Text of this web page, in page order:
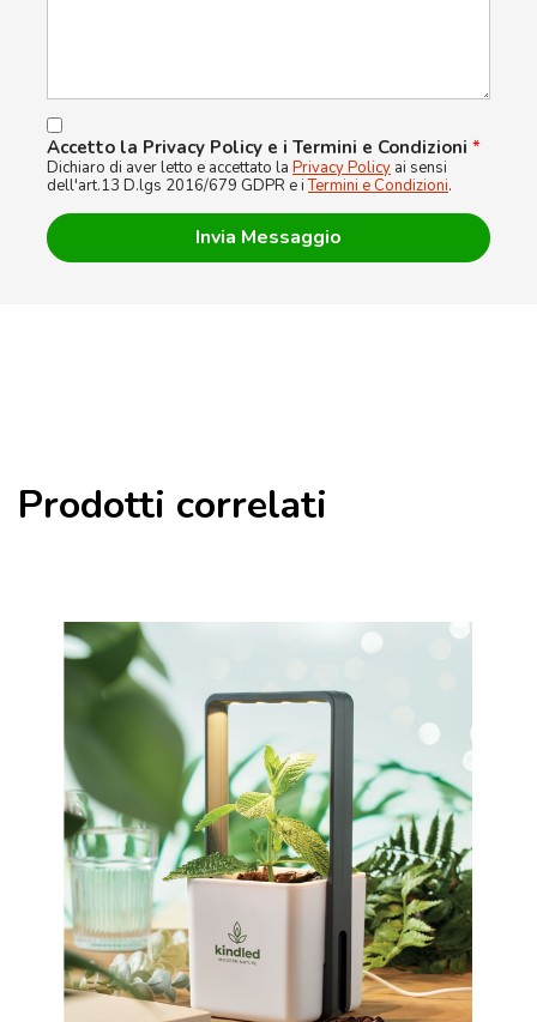
Accetto la Privacy Policy e i Termini e Condizioni *
Dichiaro di aver letto e accettato la Privacy Policy ai sensi
dell'art.13 D.lgs 2016/679 GDPR e iTermini e Condizioni.
Prodotti correlati